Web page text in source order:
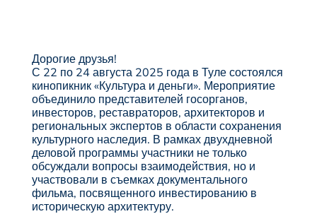
Дорогие друзья!
С 22 по 24 августа 2025 года в Туле состоялся
кинопикник «Культура и деньги». Мероприятие
объединило представителей госорганов,
инвесторов, реставраторов, архитекторов и
региональных экспертов в области сохранения
культурного наследия. В рамках двухдневной
деловой программы участники не только
обсуждали вопросы взаимодействия, но и
участвовали в съемках документального
фильма, посвященного инвестированию в
историческую архитектуру.